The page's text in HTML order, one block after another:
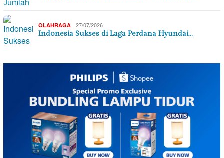
OLAHRAGA 27/07/2026
Indonesia Sukses di Laga Perdana Hyundai…